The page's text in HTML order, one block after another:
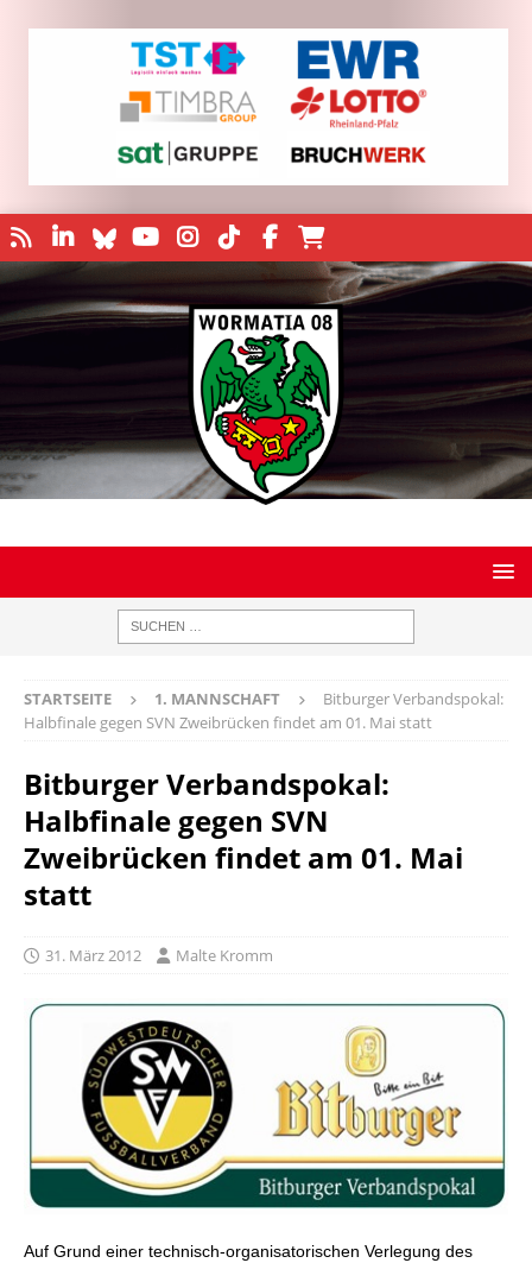
STARTSEITE 1. MANNSCHAFT
Bitburger Verbandspokal:
Halbfinale gegen SVN Zweibrücken findet am 01. Mai statt
Bitburger Verbandspokal:
Halbfinale gegen SVN
Zweibrücken findet am 01. Mai
statt
31. März 2012 Malte Kromm
Auf Grund einer technisch-organisatorischen Verlegung des